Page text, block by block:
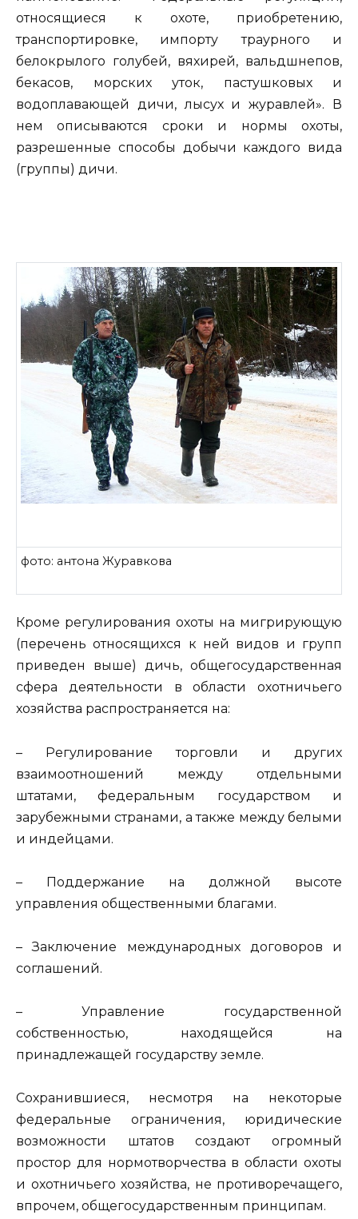
относящиеся к охоте, приобретению,
транспортировке, импорту траурного и
белокрылого голубей, вяхирей, вальдшнепов,
бекасов, морских уток, пастушковых и
водоплавающей дичи, лысух и журавлей». В
нем описываются сроки и нормы охоты,
разрешенные способы добычи каждого вида
(группы) дичи.
фото: антона Журавкова
Кроме регулирования охоты на мигрирующую
(перечень относящихся к ней видов и групп
приведен выше) дичь, общегосударственная
сфера деятельности в области охотничьего
хозяйства распространяется на:
– Регулирование торговли и других
взаимоотношений между отдельными
штатами, федеральным государством и
зарубежными странами, а также между белыми
и индейцами.
– Поддержание на должной высоте
управления общественными благами.
– Заключение международных договоров и
соглашений.
– Управление государственной
собственностью, находящейся на
принадлежащей государству земле.
Сохранившиеся, несмотря на некоторые
федеральные ограничения, юридические
возможности штатов создают огромный
простор для нормотворчества в области охоты
и охотничьего хозяйства, не противоречащего,
впрочем, общегосударственным принципам.